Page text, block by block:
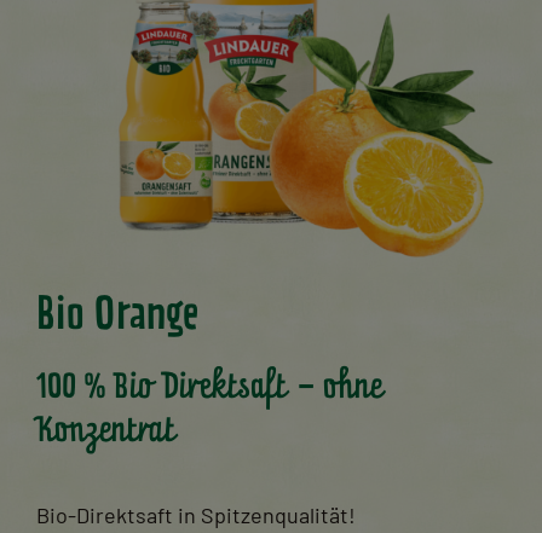
Bio Orange
100 % Bio Direktsaft – ohne
Konzentrat
Bio-Direktsaft in Spitzenqualität!